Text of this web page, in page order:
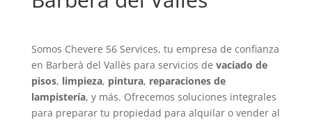
Somos Chevere 56 Services, tu empresa de confianza
en Barberà del Vallès para servicios de vaciado de
pisos, limpieza, pintura, reparaciones de
lampistería, y más. Ofrecemos soluciones integrales
para preparar tu propiedad para alquilar o vender al